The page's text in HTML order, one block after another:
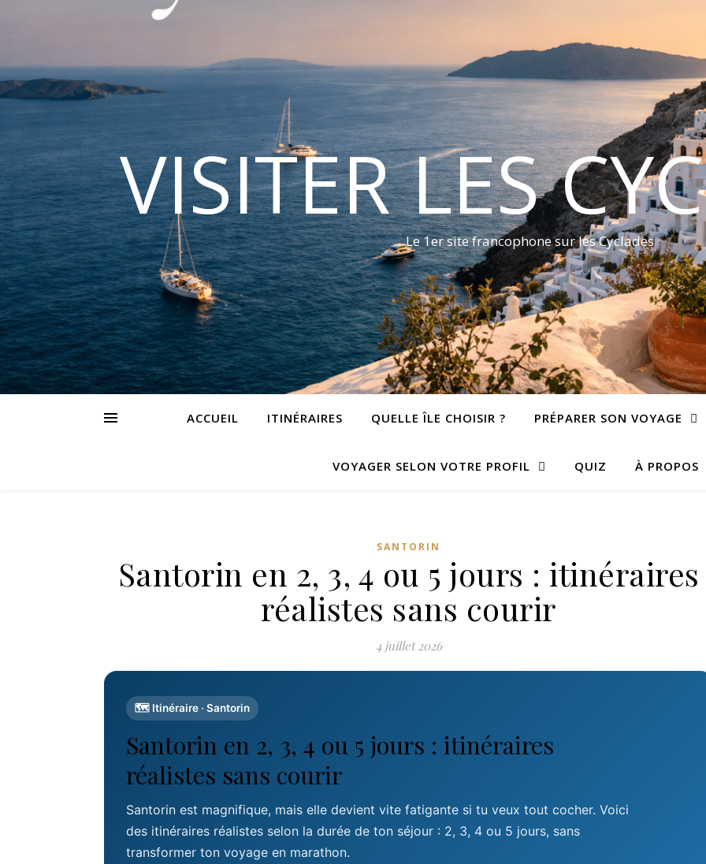
VISITER LES
Le 1er site francophone sur les Cyclades
ACCUEIL ITINÉRAIRES QUELLE ÎLE CHOISIR ? PRÉPARER SON VOYAGE
VOYAGER SELON VOTRE PROFIL QUIZ À PROPOS
SANTORIN
Santorin en 2, 3, 4 ou 5 jours : itinéraires
réalistes sans courir
4 juillet 2026
🗺 Itinéraire · Santorin
Santorin en 2, 3, 4 ou 5 jours : itinéraires
réalistes sans courir
Santorin est magnifique, mais elle devient vite fatigante si tu veux tout cocher. Voici
des itinéraires réalistes selon la durée de ton séjour : 2, 3, 4 ou 5 jours, sans
transformer ton voyage en marathon.